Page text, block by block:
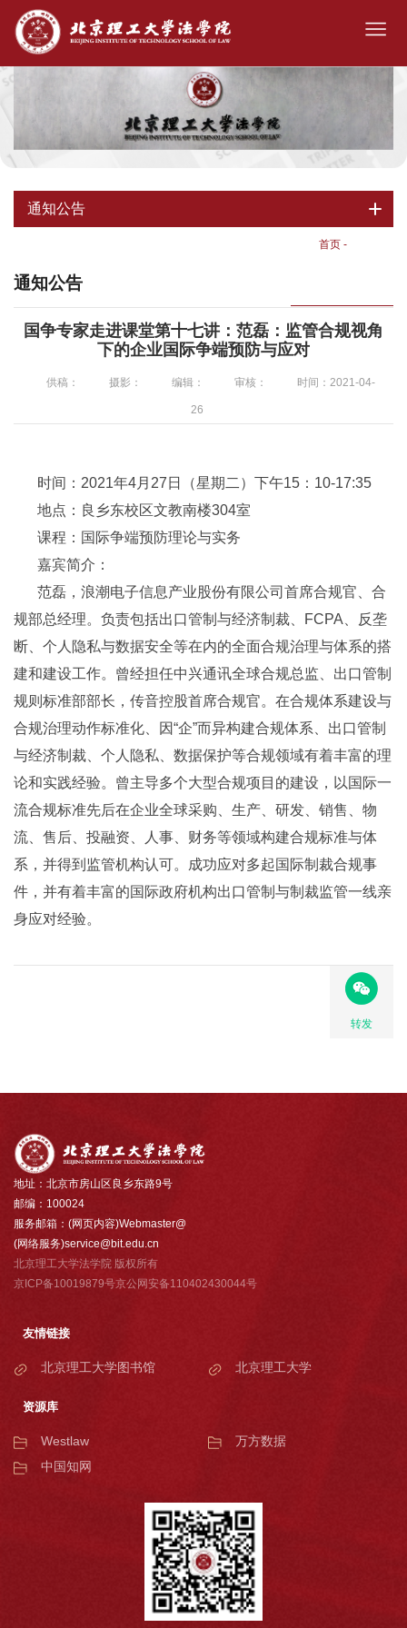
通知公告
首页 -
通知公告
国争专家走进课堂第十七讲：范磊：监管合规视角
下的企业国际争端预防与应对
供稿： 摄影： 编辑： 审核： 时间：2021-04-
26
时间：2021年4月27日（星期二）下午15：10-17:35
地点：良乡东校区文教南楼304室
课程：国际争端预防理论与实务
嘉宾简介：
范磊，浪潮电子信息产业股份有限公司首席合规官、合
规部总经理。负责包括出口管制与经济制裁、FCPA、反垄
断、个人隐私与数据安全等在内的全面合规治理与体系的搭
建和建设工作。曾经担任中兴通讯全球合规总监、出口管制
规则标准部部长，传音控股首席合规官。在合规体系建设与
合规治理动作标准化、因“企”而异构建合规体系、出口管制
与经济制裁、个人隐私、数据保护等合规领域有着丰富的理
论和实践经验。曾主导多个大型合规项目的建设，以国际一
流合规标准先后在企业全球采购、生产、研发、销售、物
流、售后、投融资、人事、财务等领域构建合规标准与体
系，并得到监管机构认可。成功应对多起国际制裁合规事
件，并有着丰富的国际政府机构出口管制与制裁监管一线亲
身应对经验。
转发
地址：北京市房山区良乡东路9号
邮编：100024
服务邮箱：(网页内容)Webmaster@
(网络服务)service@bit.edu.cn
北京理工大学法学院 版权所有
京ICP备10019879号京公网安备110402430044号
友情链接
北京理工大学图书馆 北京理工大学
资源库
Westlaw
万方数据
中国知网